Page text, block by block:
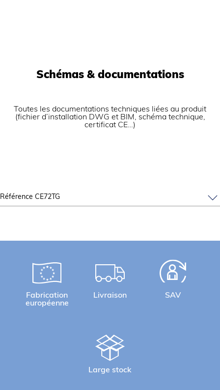
Schémas & documentations
Toutes les documentations techniques liées au produit
(fichier d’installation DWG et BIM, schéma technique,
certificat CE…)
Référence CE72TG
Fabrication
européenne
Livraison SAV
Large stock